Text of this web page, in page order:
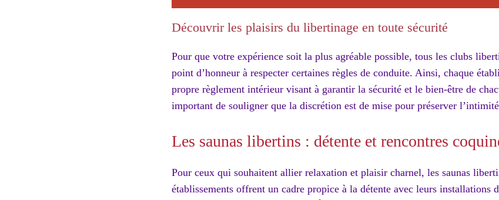
Découvrir les plaisirs du libertinage en toute sécurité
Pour que votre expérience soit la plus agréable possible, tous les clubs
point d’honneur à respecter certaines règles de conduite. Ainsi, chaque
propre règlement intérieur visant à garantir la sécurité et le bien-être de
important de souligner que la discrétion est de mise pour préserver
Les saunas libertins : détente et rencontres
Pour ceux qui souhaitent allier relaxation et plaisir charnel, les saunas
établissements offrent un cadre propice à la détente avec leurs installations